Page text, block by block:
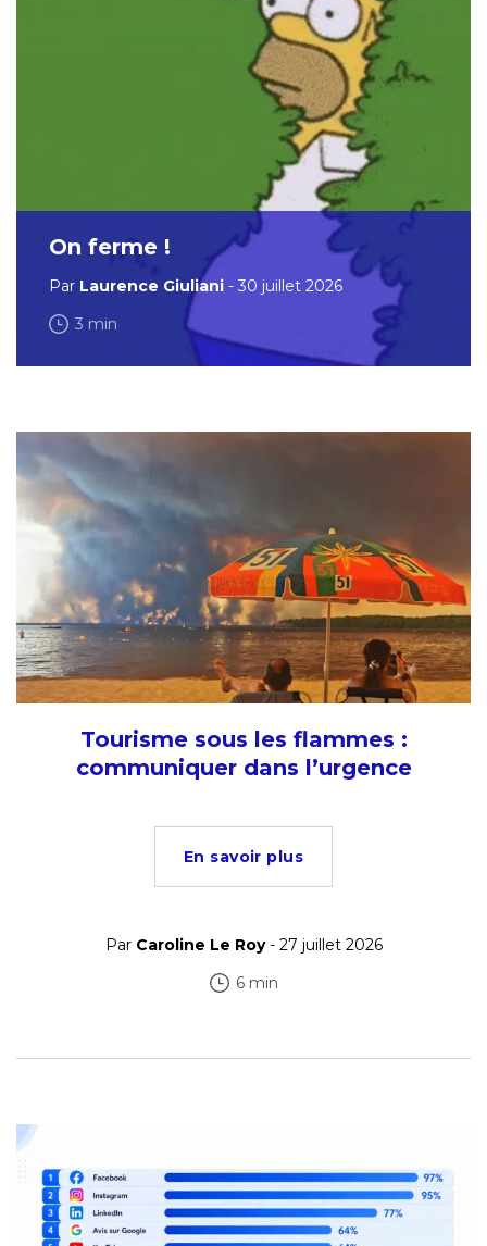
On ferme !
Par Laurence Giuliani - 30 juillet 2026
3 min
Tourisme sous les flammes :
communiquer dans l’urgence
En savoir plus
Par Caroline Le Roy- 27 juillet 2026
6 min